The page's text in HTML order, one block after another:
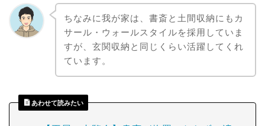
ちなみに我が家は、書斎と土間収納にもカ
サール・ウォールスタイルを採用していま
すが、玄関収納と同じくらい活躍してくれ
ています。
あわせて読みたい